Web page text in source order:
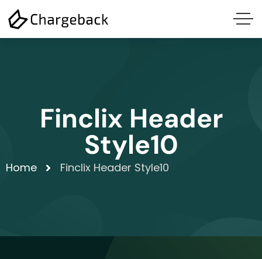
Finclix Header
Style10
Home Finclix Header Style10